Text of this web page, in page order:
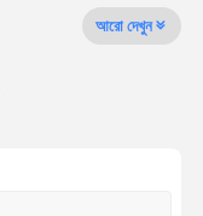
আরো দেখুন